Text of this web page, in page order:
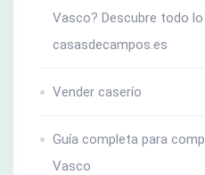
Vasco? Descubre todo
casasdecampos.es
Vender caserío
Guía completa para
Vasco